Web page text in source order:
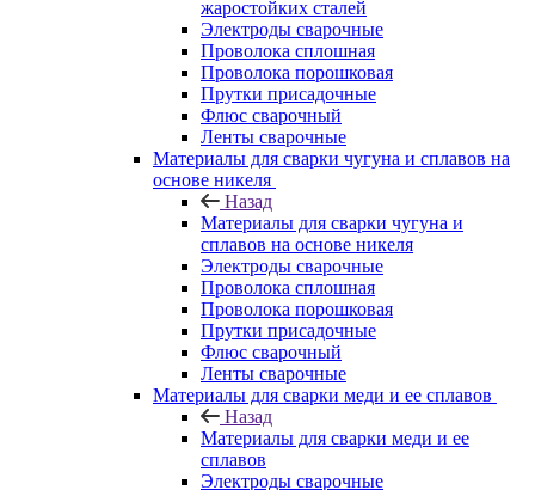
жаростойких сталей
Электроды сварочные
Проволока сплошная
Проволока порошковая
Прутки присадочные
Флюс сварочный
Ленты сварочные
Материалы для сварки чугуна и сплавов на
основе никеля
Назад
Материалы для сварки чугуна и
сплавов на основе никеля
Электроды сварочные
Проволока сплошная
Проволока порошковая
Прутки присадочные
Флюс сварочный
Ленты сварочные
Материалы для сварки меди и ее сплавов
Назад
Материалы для сварки меди и ее
сплавов
Электроды сварочные